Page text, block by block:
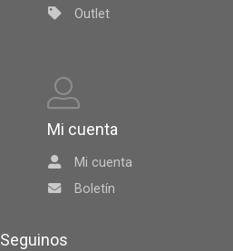
Outlet
Mi cuenta
Mi cuenta
Boletín
Seguinos